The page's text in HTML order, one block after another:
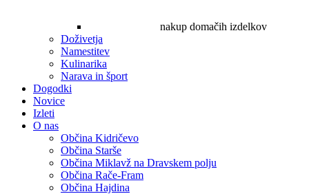
nakup domačih izdelkov
Doživetja
Namestitev
Kulinarika
Narava in šport
Dogodki
Novice
Izleti
O nas
Občina Kidričevo
Občina Starše
Občina Miklavž na Dravskem polju
Občina Rače-Fram
Občina Hajdina